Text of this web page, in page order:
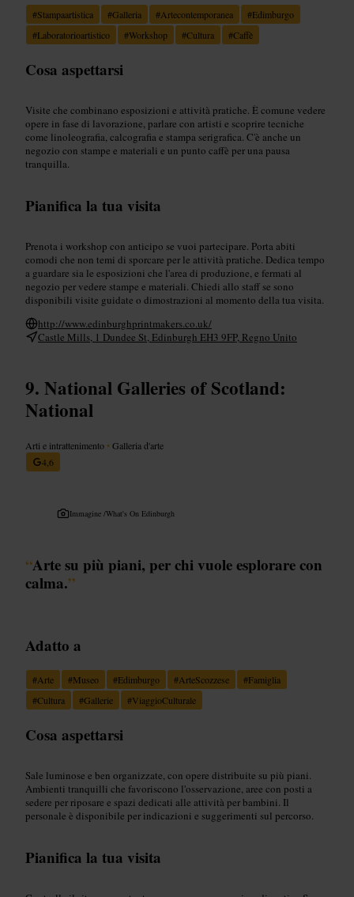
#Stampaartistica #Galleria #Artecontemporanea #Edimburgo
#Laboratorioartistico #Workshop #Cultura #Caffè
Cosa aspettarsi
Visite che combinano esposizioni e attività pratiche. È comune vedere
opere in fase di lavorazione, parlare con artisti e scoprire tecniche
come linoleografia, calcografia e stampa serigrafica. C'è anche un
negozio con stampe e materiali e un punto caffè per una pausa
tranquilla.
Pianifica la tua visita
Prenota i workshop con anticipo se vuoi partecipare. Porta abiti
comodi che non temi di sporcare per le attività pratiche. Dedica tempo
a guardare sia le esposizioni che l'area di produzione, e fermati al
negozio per vedere stampe e materiali. Chiedi allo staff se sono
disponibili visite guidate o dimostrazioni al momento della tua visita.
http://www.edinburghprintmakers.co.uk/
Castle Mills, 1 Dundee St, Edinburgh EH3 9FP, Regno Unito
National Galleries of Scotland:
National
Arti e intrattenimento •Galleria d'arte
4,6
Immagine /What's On Edinburgh
“Arte su più piani, per chi vuole esplorare con
calma.”
Adatto a
#Arte #Museo #Edimburgo #ArteScozzese #Famiglia
#Cultura #Gallerie #ViaggioCulturale
Cosa aspettarsi
Sale luminose e ben organizzate, con opere distribuite su più piani.
Ambienti tranquilli che favoriscono l'osservazione, aree con posti a
sedere per riposare e spazi dedicati alle attività per bambini. Il
personale è disponibile per indicazioni e suggerimenti sul percorso.
Pianifica la tua visita